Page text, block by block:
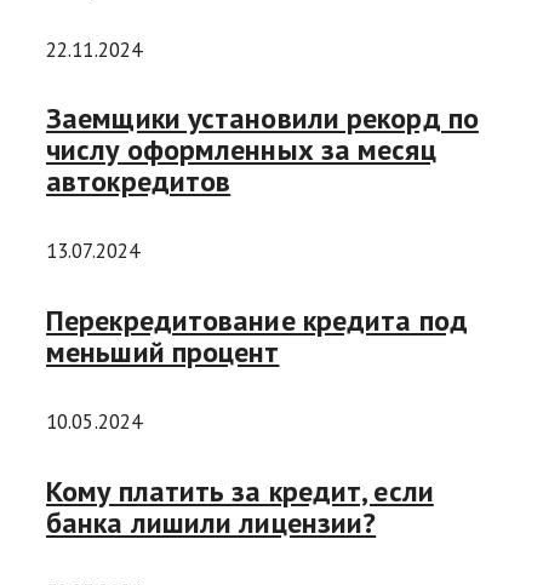
22.11.2024
Заемщики установили рекорд по
числу оформленных за месяц
автокредитов
13.07.2024
Перекредитование кредита под
меньший процент
10.05.2024
Кому платить за кредит, если
банка лишили лицензии?